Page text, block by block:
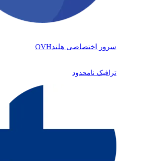
سرور اختصاصی هلندOVH
ترافیک نامحدود